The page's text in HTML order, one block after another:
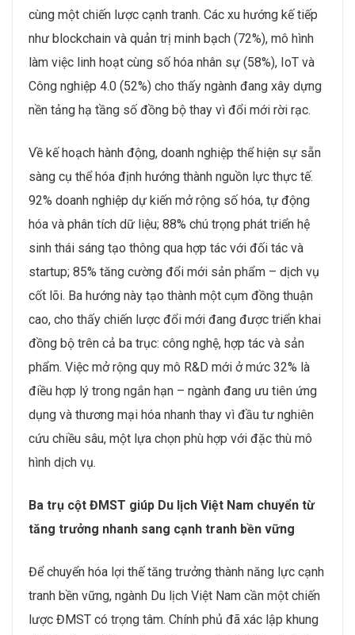
cùng một chiến lược cạnh tranh. Các xu hướng kế tiếp
như blockchain và quản trị minh bạch (72%), mô hình
làm việc linh hoạt cùng số hóa nhân sự (58%), IoT và
Công nghiệp 4.0 (52%) cho thấy ngành đang xây dựng
nền tảng hạ tầng số đồng bộ thay vì đổi mới rời rạc.
Về kế hoạch hành động, doanh nghiệp thể hiện sự sẵn
sàng cụ thể hóa định hướng thành nguồn lực thực tế.
92% doanh nghiệp dự kiến mở rộng số hóa, tự động
hóa và phân tích dữ liệu; 88% chú trọng phát triển hệ
sinh thái sáng tạo thông qua hợp tác với đối tác và
startup; 85% tăng cường đổi mới sản phẩm – dịch vụ
cốt lõi. Ba hướng này tạo thành một cụm đồng thuận
cao, cho thấy chiến lược đổi mới đang được triển khai
đồng bộ trên cả ba trục: công nghệ, hợp tác và sản
phẩm. Việc mở rộng quy mô R&D mới ở mức 32% là
điều hợp lý trong ngắn hạn – ngành đang ưu tiên ứng
dụng và thương mại hóa nhanh thay vì đầu tư nghiên
cứu chiều sâu, một lựa chọn phù hợp với đặc thù mô
hình dịch vụ.
Ba trụ cột ĐMST giúp Du lịch Việt Nam chuyển từ
tăng trưởng nhanh sang cạnh tranh bền vững
Để chuyển hóa lợi thế tăng trưởng thành năng lực cạnh
tranh bền vững, ngành Du lịch Việt Nam cần một chiến
lược ĐMST có trọng tâm. Chính phủ đã xác lập khung